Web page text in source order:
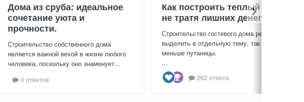
Дома из сруба: идеальное
сочетание уюта и
прочности.
Строительство собственного дома
является важной вехой в жизни любого
человека, поскольку оно знаменует...
0 ответов
Как построить теплый дом,
не тратя лишних денег
Строительство гостевого дома решил
выделить в отдельную тему, так будет
меньше путаницы.
...
262 ответа